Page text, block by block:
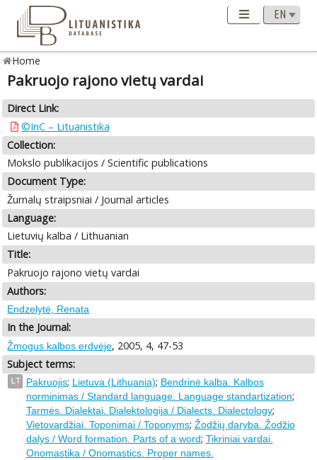
Home
Pakruojo rajono vietų vardai
Direct Link:
©InC – Lituanistika
Collection:
Mokslo publikacijos / Scientific publications
Document Type:
Žurnalų straipsniai / Journal articles
Language:
Lietuvių kalba / Lithuanian
Title:
Pakruojo rajono vietų vardai
Authors:
Endzelytė, Renata
In the Journal:
Žmogus kalbos erdvėje, 2005, 4, 47-53
Subject terms:
LT Pakruojis; Lietuva (Lithuania); Bendrinė kalba. Kalbos
norminimas / Standard language. Language standartization;
Tarmės. Dialektai. Dialektologija / Dialects. Dialectology;
Vietovardžiai. Toponimai / Toponyms; Žodžių daryba. Žodžio
dalys / Word formation. Parts of a word; Tikriniai vardai.
Onomastika / Onomastics. Proper names.